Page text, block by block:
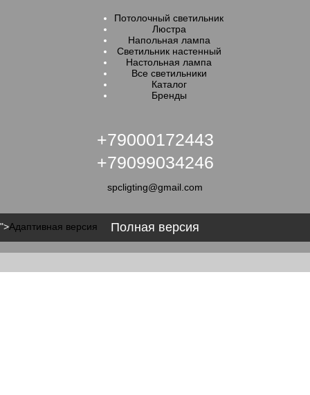
Потолочный светильник
Люстра
Напольная лампа
Светильник настенный
Настольная лампа
Все светильники
Каталог
Бренды
+79000172443
+79099034246
spcligting@gmail.com
Полная версия
">Адаптивная версия